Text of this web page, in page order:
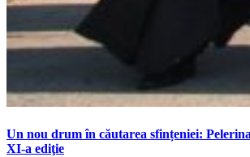
Un nou drum în căutarea sfințeniei:
XI-a ediţie